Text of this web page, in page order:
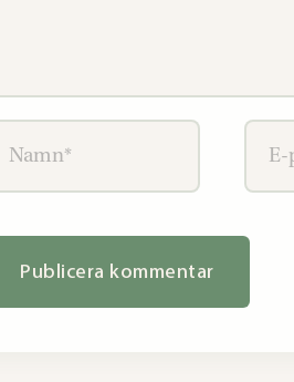
post*